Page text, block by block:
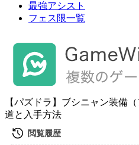
最強アシスト
フェス限一覧
【パズドラ】ブシニャン装備
道と入手方法